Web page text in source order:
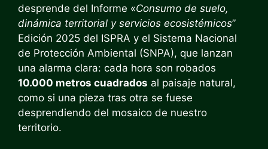
desprende del Informe «Consumo de suelo,
dinámica territorial y servicios ecosistémicos”
Edición 2025 del ISPRA y el Sistema Nacional
de Protección Ambiental (SNPA), que lanzan
una alarma clara: cada hora son robados
10.000 metros cuadrados al paisaje natural,
como si una pieza tras otra se fuese
desprendiendo del mosaico de nuestro
territorio.